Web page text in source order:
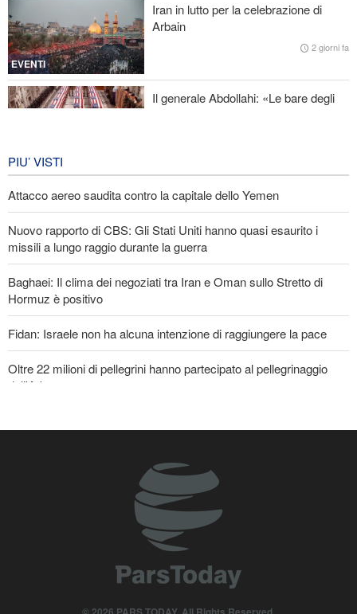
Attacco aereo saudita contro la capitale dello Yemen
EVENTI
Iran in lutto per la celebrazione di
Arbain
2 giorni fa
Il generale Abdollahi: «Le bare degli
PIU’ VISTI
Attacco aereo saudita contro la capitale dello Yemen
Nuovo rapporto di CBS: Gli Stati Uniti hanno quasi esaurito i
missili a lungo raggio durante la guerra
Baghaei: Il clima dei negoziati tra Iran e Oman sullo Stretto di
Hormuz è positivo
Fidan: Israele non ha alcuna intenzione di raggiungere la pace
Oltre 22 milioni di pellegrini hanno partecipato al pellegrinaggio
dell'Arbaeen